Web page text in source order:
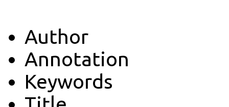
Author
Annotation
Keywords